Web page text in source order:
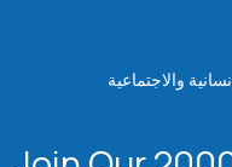
والاجتماعية